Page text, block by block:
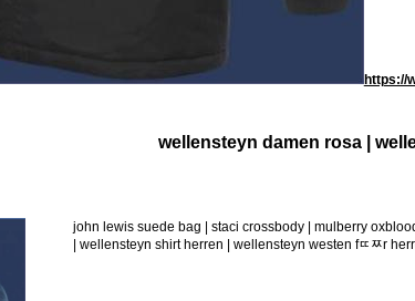
https://
wellensteyn damen rosa |
john lewis suede bag | staci crossbody | mulberry
| wellensteyn shirt herren | wellensteyn westen fﾨﾹr